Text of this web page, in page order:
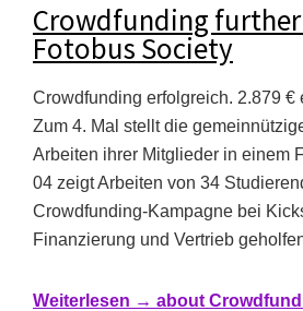
Crowdfunding further
Fotobus Society
Crowdfunding erfolgreich. 2.879 €
Zum 4. Mal stellt die
Arbeiten ihrer Mitglieder in einem
04 zeigt Arbeiten von 34
Crowdfunding-Kampagne bei
Finanzierung und Vertrieb
Weiterlesen → about